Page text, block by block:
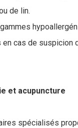
de lin.
cas de suspicion
et acupuncture
spécialisés